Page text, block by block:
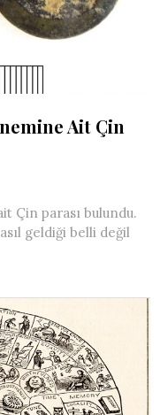
Ait Çin
Çin parası bulundu.
geldiği belli değil